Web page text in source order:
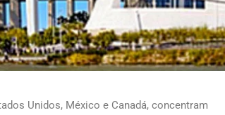
Unidos, México e Canadá, concentram